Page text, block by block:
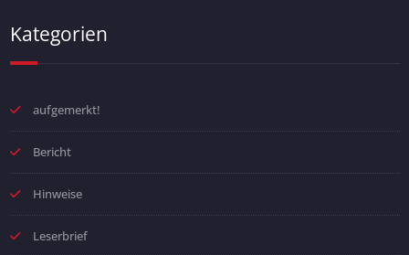
Kategorien
aufgemerkt!
Bericht
Hinweise
Leserbrief